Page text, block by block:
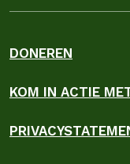
DONEREN
KOM IN ACTIE